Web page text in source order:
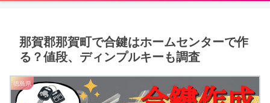
那賀郡那賀町で合鍵はホームセンターで作
る？値段、ディンプルキーも調査
徳島県